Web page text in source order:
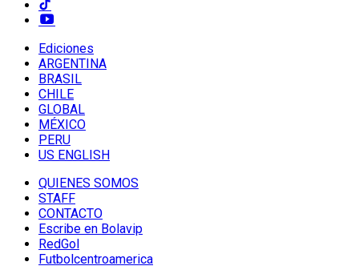
Ediciones
ARGENTINA
BRASIL
CHILE
GLOBAL
MÉXICO
PERU
US ENGLISH
QUIENES SOMOS
STAFF
CONTACTO
Escribe en Bolavip
RedGol
Futbolcentroamerica